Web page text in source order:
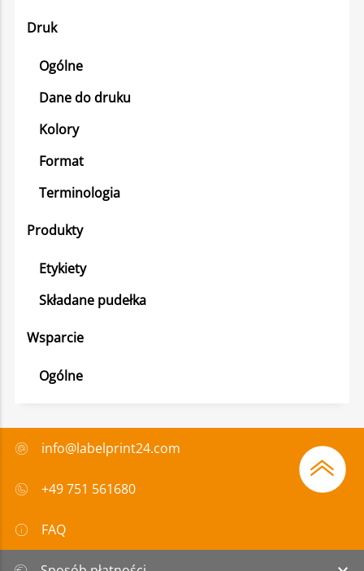
Druk
Ogólne
Dane do druku
Kolory
Format
Terminologia
Produkty
Etykiety
Składane pudełka
Wsparcie
Ogólne
info@labelprint24.com
+49 751 561680
FAQ